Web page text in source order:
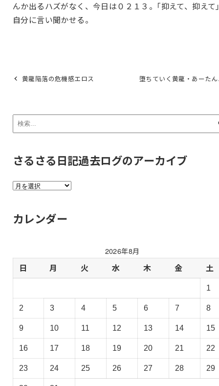
んか出るハズがなく、今日は０２１３。｢抑えて、抑えて
自分に言い聞かせる。
黄龍陥落の危機感エロス 堕ちていく黄龍・あーた
さるさる日記過去ログのアーカイブ
さ
る
過
去
ロ
の
ア
ー
カ
イ
ブ
カレンダー
2026年8月
日 月 火 水 木 金 土
1
2 3 4 5 6 7 8
9 10 11 12 13 14 15
16 17 18 19 20 21 22
23 24 25 26 27 28 29